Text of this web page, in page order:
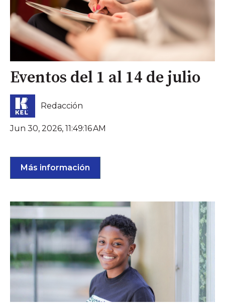
Eventos del 1 al 14 de julio
Redacción
Jun 30, 2026, 11:49:16 AM
Más información